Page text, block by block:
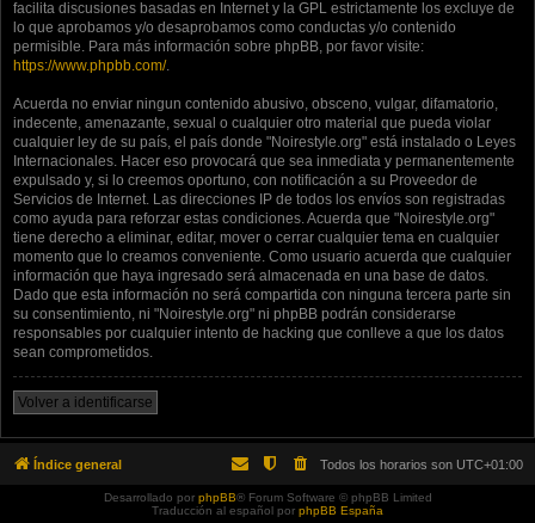
facilita discusiones basadas en Internet y la GPL estrictamente los excluye de
lo que aprobamos y/o desaprobamos como conductas y/o contenido
permisible. Para más información sobre phpBB, por favor visite:
https://www.phpbb.com/.
Acuerda no enviar ningun contenido abusivo, obsceno, vulgar, difamatorio,
indecente, amenazante, sexual o cualquier otro material que pueda violar
cualquier ley de su país, el país donde "Noirestyle.org" está instalado o Leyes
Internacionales. Hacer eso provocará que sea inmediata y permanentemente
expulsado y, si lo creemos oportuno, con notificación a su Proveedor de
Servicios de Internet. Las direcciones IP de todos los envíos son registradas
como ayuda para reforzar estas condiciones. Acuerda que "Noirestyle.org"
tiene derecho a eliminar, editar, mover o cerrar cualquier tema en cualquier
momento que lo creamos conveniente. Como usuario acuerda que cualquier
información que haya ingresado será almacenada en una base de datos.
Dado que esta información no será compartida con ninguna tercera parte sin
su consentimiento, ni "Noirestyle.org" ni phpBB podrán considerarse
responsables por cualquier intento de hacking que conlleve a que los datos
sean comprometidos.
Volver a identificarse
Índice general Todos los horarios son UTC+01:00
Desarrollado por phpBB® Forum Software © phpBB Limited
Traducción al español por phpBB España